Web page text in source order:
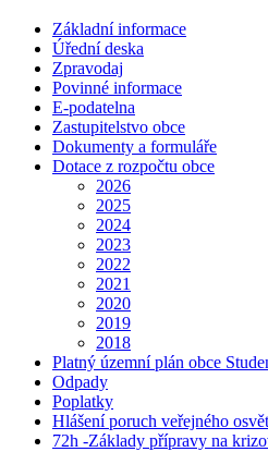
Základní informace
Úřední deska
Zpravodaj
Povinné informace
E-podatelna
Zastupitelstvo obce
Dokumenty a formuláře
Dotace z rozpočtu obce
2026
2025
2024
2023
2022
2021
2020
2019
2018
Platný územní plán obce
Odpady
Poplatky
Hlášení poruch veřejného
72h -Základy přípravy na